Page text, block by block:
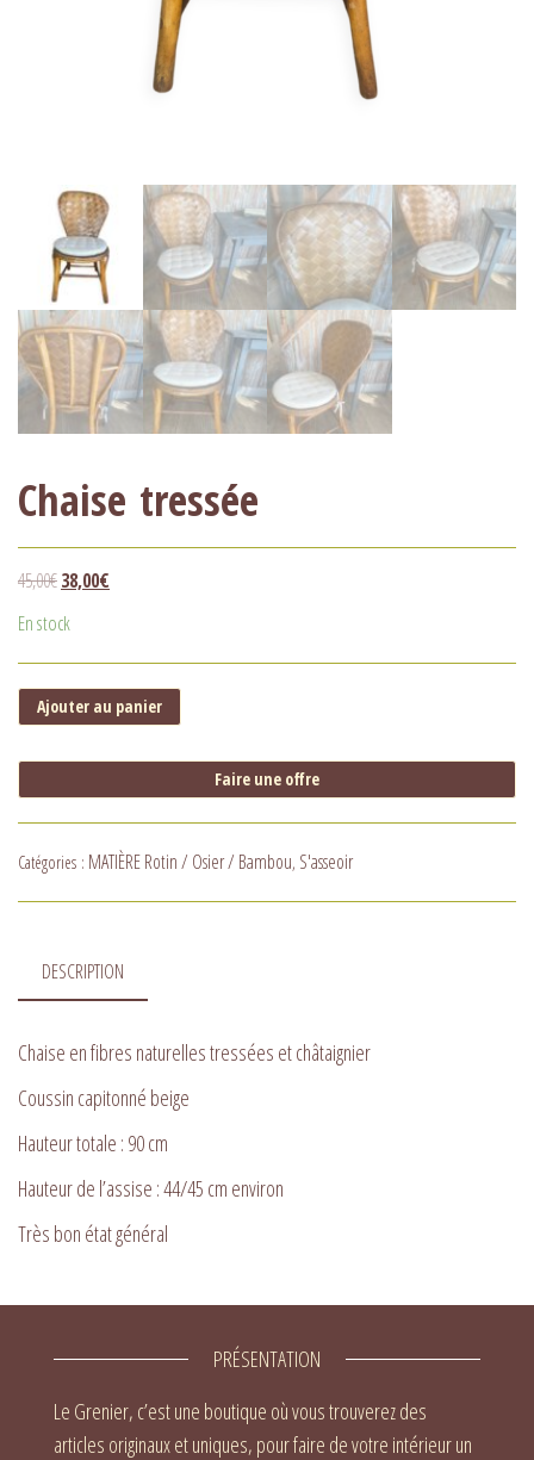
Chaise tressée
45,00€38,00€
En stock
Ajouter au panier
Faire une offre
Catégories : MATIÈRE Rotin / Osier / Bambou, S'asseoir
DESCRIPTION
Chaise en fibres naturelles tressées et châtaignier
Coussin capitonné beige
Hauteur totale : 90 cm
Hauteur de l’assise : 44/45 cm environ
Très bon état général
PRÉSENTATION
Le Grenier, c’est une boutique où vous trouverez des
articles originaux et uniques, pour faire de votre intérieur un